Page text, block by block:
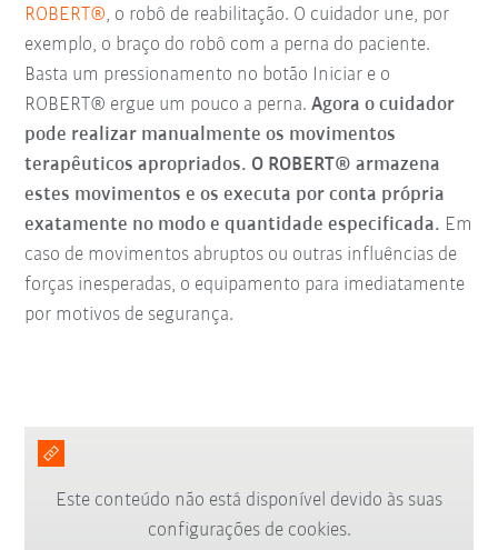
ROBERT®, o robô de reabilitação. O cuidador une, por
exemplo, o braço do robô com a perna do paciente.
Basta um pressionamento no botão Iniciar e o
ROBERT® ergue um pouco a perna. Agora o cuidador
pode realizar manualmente os movimentos
terapêuticos apropriados. O ROBERT® armazena
estes movimentos e os executa por conta própria
exatamente no modo e quantidade especificada. Em
caso de movimentos abruptos ou outras influências de
forças inesperadas, o equipamento para imediatamente
por motivos de segurança.
Este conteúdo não está disponível devido às suas
configurações de cookies.